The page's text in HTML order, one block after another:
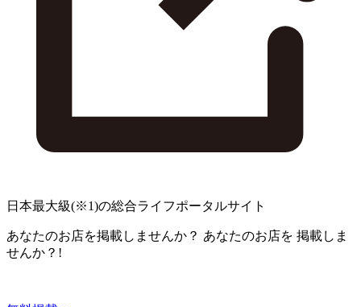
日本最大級(※1)の総合ライフポータルサイト
あなたのお店を掲載しませんか？ あなたのお店を 掲載しま
せんか？!